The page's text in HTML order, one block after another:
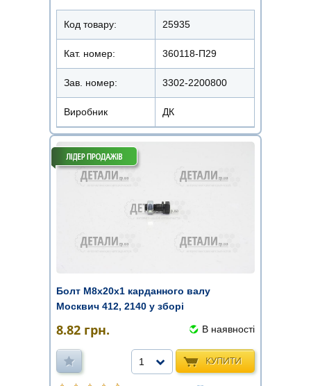
Код товару: 25935
Кат. номер: 360118-П29
Зав. номер: 3302-2200800
Виробник ДК
Болт М8х20х1 карданного валу
Москвич 412, 2140 у зборі
8.82 грн. В наявності
КУПИТИ
1